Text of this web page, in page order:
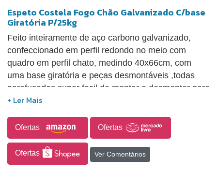
Espeto Costela Fogo Chão Galvanizado C/base
Giratória P/25kg
Feito inteiramente de aço carbono galvanizado,
confeccionado em perfil redondo no meio com
quadro em perfil chato, medindo 40x66cm, com
uma base giratória e peças desmontáveis ,todas
parafusadas super facil de montar e desmontar para
uma maior facilidade no transporte e
do seu carro, Tem uma capacidade de até 25kg de
costela
Ofertas Ofertas
Ofertas Ver Comentários